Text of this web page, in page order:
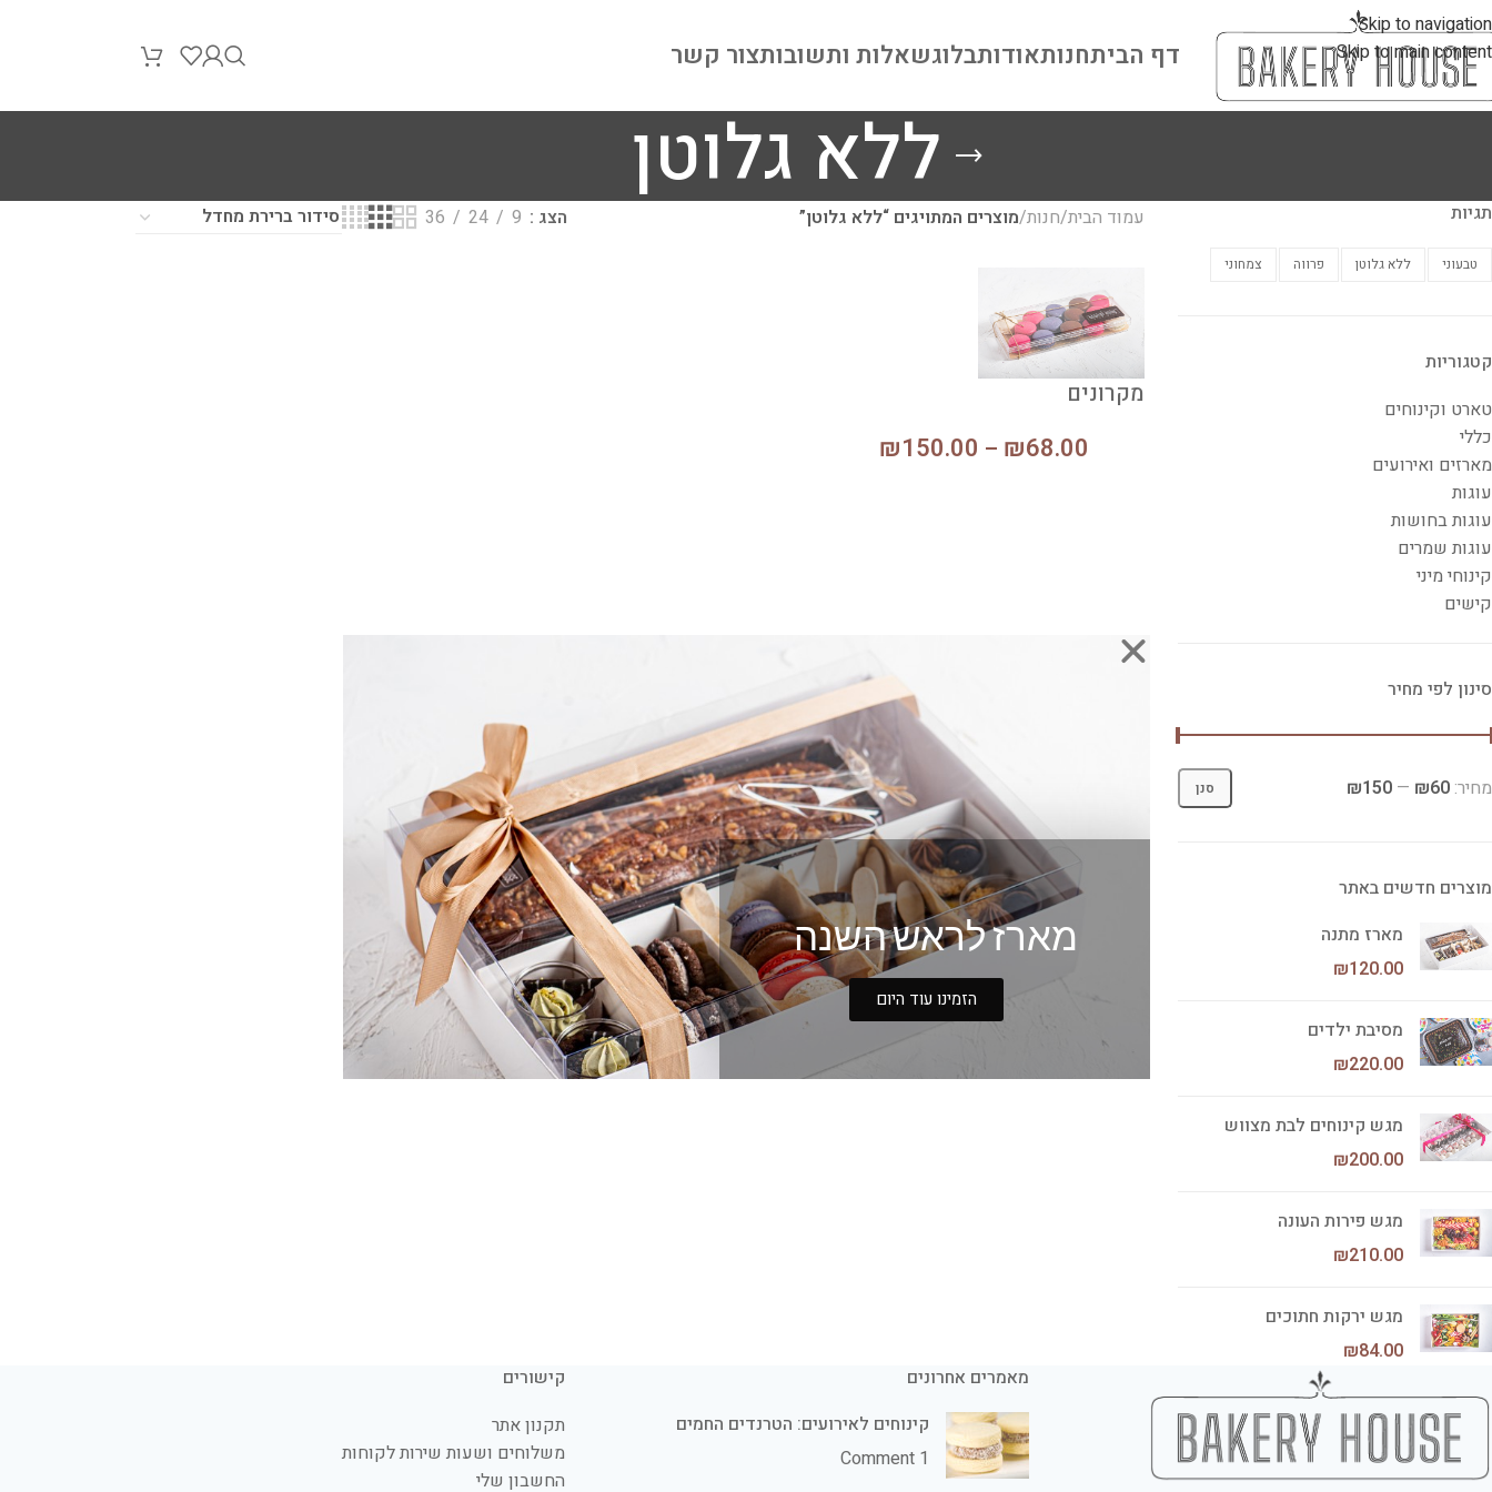
Skip to navigation
Skip to main content
דף הביתחנותאודותבלוגשאלות ותשובותצור קשר
ללא גלוטן
תגיות
טבעוני ללא גלוטן פרווה צמחוני
קטגוריות
טארט וקינוחים
כללי
מארזים ואירועים
עוגות
עוגות בחושות
עוגות שמרים
קינוחי מיני
קישים
סינון לפי מחיר
סנן מחיר: ₪60
—
₪150
מוצרים חדשים באתר
מארז מתנה
₪120.00
מסיבת ילדים
₪220.00
מגש קינוחים לבת מצווש
₪200.00
מגש פירות העונה
₪210.00
מגש ירקות חתוכים
₪84.00
עמוד הבית/חנות/מוצרים המתויגים “ללא גלוטן” הצג 9
24
36
מקרונים
₪68.00
–
₪150.00
מאמרים אחרונים
קינוחים לאירועים: הטרנדים החמים
1 Comment
קישורים
תקנון אתר
משלוחים ושעות שירות לקוחות
החשבון שלי
מארז לראש השנה
הזמינו עוד היום